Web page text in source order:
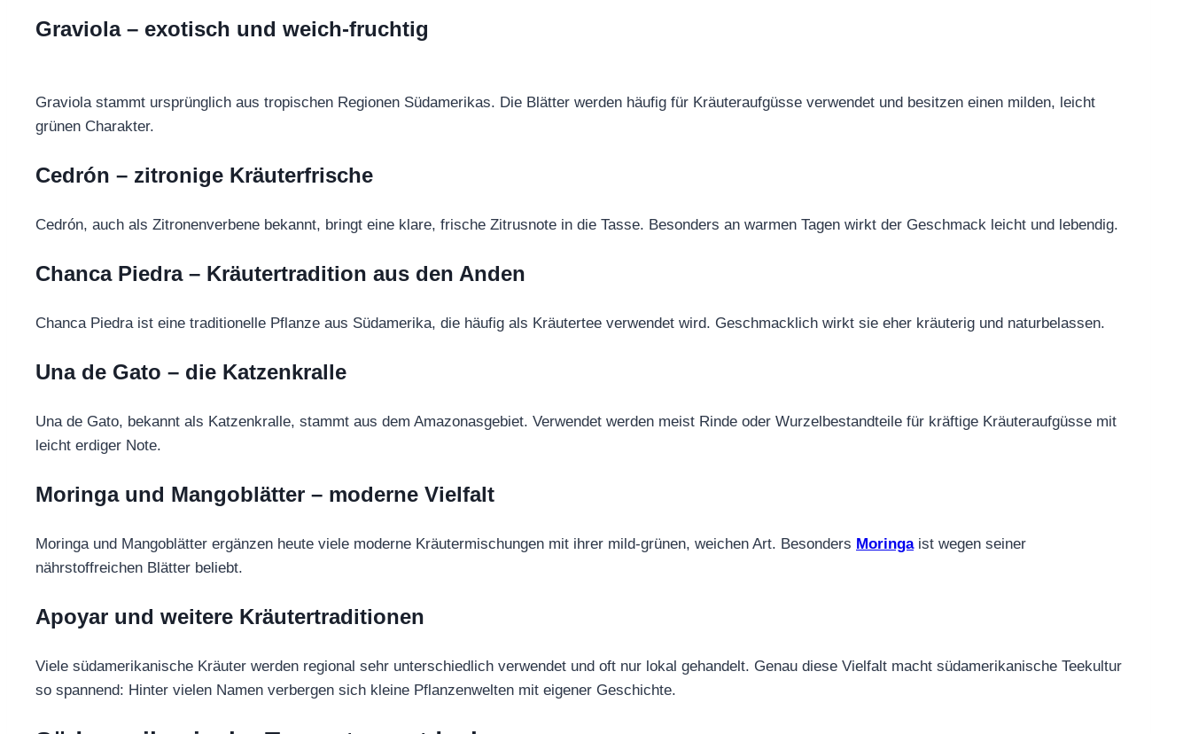
Graviola – exotisch und weich-fruchtig
Graviola stammt ursprünglich aus tropischen Regionen Südamerikas. Die Blätter werden häufig für Kräuteraufgüsse verwendet und besitzen einen milden, leicht
grünen Charakter.
Cedrón – zitronige Kräuterfrische
Cedrón, auch als Zitronenverbene bekannt, bringt eine klare, frische Zitrusnote in die Tasse. Besonders an warmen Tagen wirkt der Geschmack leicht und lebendig.
Chanca Piedra – Kräutertradition aus den Anden
Chanca Piedra ist eine traditionelle Pflanze aus Südamerika, die häufig als Kräutertee verwendet wird. Geschmacklich wirkt sie eher kräuterig und naturbelassen.
Una de Gato – die Katzenkralle
Una de Gato, bekannt als Katzenkralle, stammt aus dem Amazonasgebiet. Verwendet werden meist Rinde oder Wurzelbestandteile für kräftige Kräuteraufgüsse mit
leicht erdiger Note.
Moringa und Mangoblätter – moderne Vielfalt
Moringa und Mangoblätter ergänzen heute viele moderne Kräutermischungen mit ihrer mild-grünen, weichen Art. Besonders Moringa ist wegen seiner
nährstoffreichen Blätter beliebt.
Apoyar und weitere Kräutertraditionen
Viele südamerikanische Kräuter werden regional sehr unterschiedlich verwendet und oft nur lokal gehandelt. Genau diese Vielfalt macht südamerikanische Teekultur
so spannend: Hinter vielen Namen verbergen sich kleine Pflanzenwelten mit eigener Geschichte.